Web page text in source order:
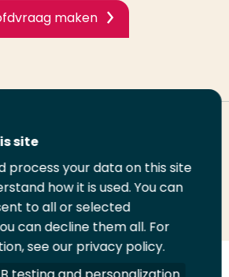
maken
Email
deze
pagina
Print
deze
pagina
site
process your data on this site
how it is used. You can
to all or selected
can decline them all. For
see our privacy policy.